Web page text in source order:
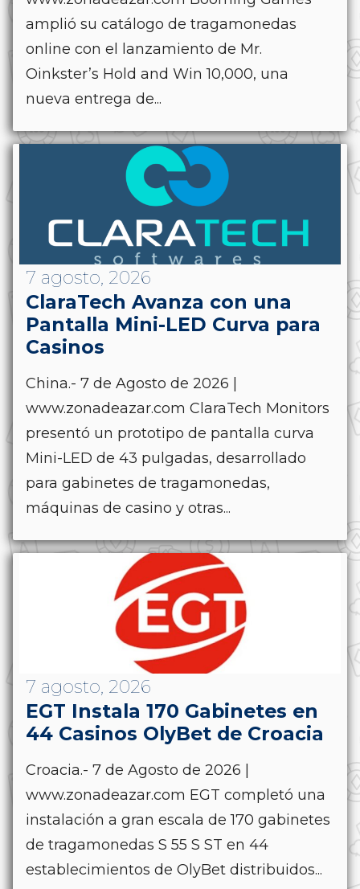
amplió su catálogo de tragamonedas
online con el lanzamiento de Mr.
Oinkster’s Hold and Win 10,000, una
nueva entrega de...
7 agosto, 2026
ClaraTech Avanza con una
Pantalla Mini-LED Curva para
Casinos
China.- 7 de Agosto de 2026 |
www.zonadeazar.com ClaraTech Monitors
presentó un prototipo de pantalla curva
Mini-LED de 43 pulgadas, desarrollado
para gabinetes de tragamonedas,
máquinas de casino y otras...
7 agosto, 2026
EGT Instala 170 Gabinetes en
44 Casinos OlyBet de Croacia
Croacia.- 7 de Agosto de 2026 |
www.zonadeazar.com EGT completó una
instalación a gran escala de 170 gabinetes
de tragamonedas S 55 S ST en 44
establecimientos de OlyBet distribuidos...